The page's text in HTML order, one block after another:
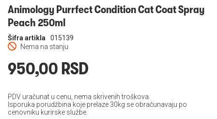
Animology Purrfect Condition Cat Coat Spray
Peach 250ml
Nema na stanju
Šifra artikla 015139
950,00 RSD
PDV uračunat u cenu, nema skrivenih troškova.
Isporuka porudžbina koje prelaze 30kg se obračunavaju po
cenovniku kurirske službe.